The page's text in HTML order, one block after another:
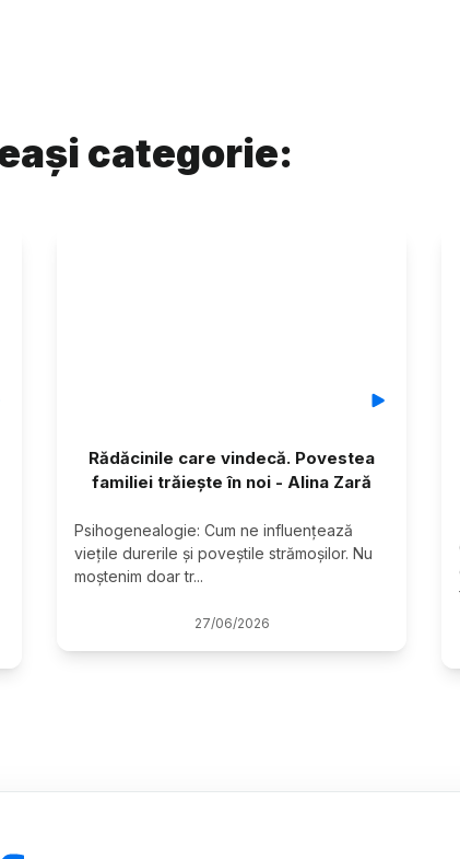
categorie:
Rădăcinile care vindecă. Povestea
familiei trăiește în noi - Alina Zară
Psihogenealogie: Cum ne influențează
viețile durerile și poveștile strămoșilor. Nu
moștenim doar tr...
27/06/2026